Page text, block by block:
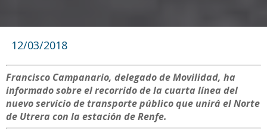
12/03/2018
Francisco Campanario, delegado de Movilidad, ha
informado sobre el recorrido de la cuarta línea del
nuevo servicio de transporte público que unirá el Norte
de Utrera con la estación de Renfe.